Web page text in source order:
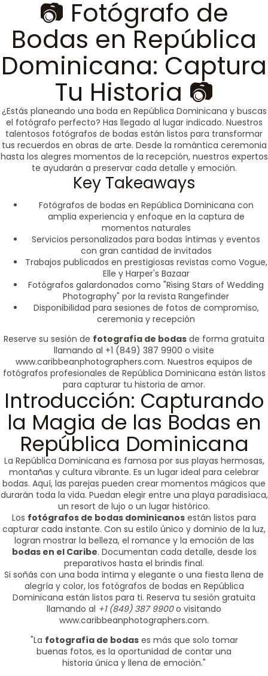
📷 Fotógrafo de
Bodas en República
Dominicana: Captura
Tu Historia 📷
¿Estás planeando una boda en República Dominicana y buscas
el fotógrafo perfecto? Has llegado al lugar indicado. Nuestros
talentosos fotógrafos de bodas están listos para transformar
tus recuerdos en obras de arte. Desde la romántica ceremonia
hasta los alegres momentos de la recepción, nuestros expertos
te ayudarán a preservar cada detalle y emoción.
Key Takeaways
Fotógrafos de bodas en República Dominicana con
amplia experiencia y enfoque en la captura de
momentos naturales
Servicios personalizados para bodas íntimas y eventos
con gran cantidad de invitados
Trabajos publicados en prestigiosas revistas como Vogue,
Elle y Harper's Bazaar
Fotógrafos galardonados como "Rising Stars of Wedding
Photography" por la revista Rangefinder
Disponibilidad para sesiones de fotos de compromiso,
ceremonia y recepción
Reserve su sesión de fotografía de bodas de forma gratuita
llamando al +1 (849) 387 9900 o visite
www.caribbeanphotographers.com. Nuestros equipos de
fotógrafos profesionales de República Dominicana están listos
para capturar tu historia de amor.
Introducción: Capturando
la Magia de las Bodas en
República Dominicana
La República Dominicana es famosa por sus playas hermosas,
montañas y cultura vibrante. Es un lugar ideal para celebrar
bodas. Aquí, las parejas pueden crear momentos mágicos que
durarán toda la vida. Puedan elegir entre una playa paradisíaca,
un resort de lujo o un lugar histórico.
Los fotógrafos de bodas dominicanos están listos para
capturar cada instante. Con su estilo único y dominio de la luz,
logran mostrar la belleza, el romance y la emoción de las
bodas en el Caribe. Documentan cada detalle, desde los
preparativos hasta el brindis final.
Si soñás con una boda íntima y elegante o una fiesta llena de
alegría y color, los fotógrafos de bodas en República
Dominicana están listos para ti. Reserva tu sesión gratuita
llamando al +1 (849) 387 9900o visitando
www.caribbeanphotographers.com.
"La fotografía de bodases más que solo tomar
buenas fotos, es la oportunidad de contar una
historia única y llena de emoción."